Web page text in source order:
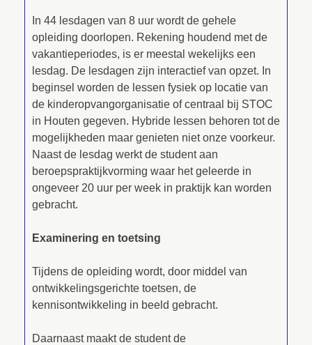
In 44 lesdagen van 8 uur wordt de gehele
opleiding doorlopen. Rekening houdend met de
vakantieperiodes, is er meestal wekelijks een
lesdag. De lesdagen zijn interactief van opzet. In
beginsel worden de lessen fysiek op locatie van
de kinderopvangorganisatie of centraal bij STOC
in Houten gegeven. Hybride lessen behoren tot de
mogelijkheden maar genieten niet onze voorkeur.
Naast de lesdag werkt de student aan
beroepspraktijkvorming waar het geleerde in
ongeveer 20 uur per week in praktijk kan worden
gebracht.
Examinering en toetsing
Tijdens de opleiding wordt, door middel van
ontwikkelingsgerichte toetsen, de
kennisontwikkeling in beeld gebracht.
Daarnaast maakt de student de